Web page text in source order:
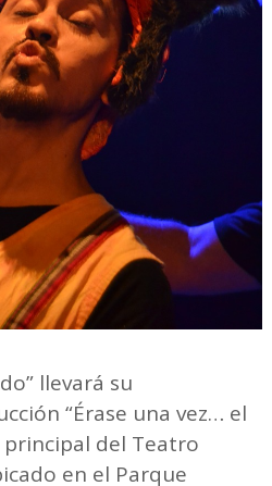
llevará su
“Érase una vez… el
principal del Teatro
en el Parque